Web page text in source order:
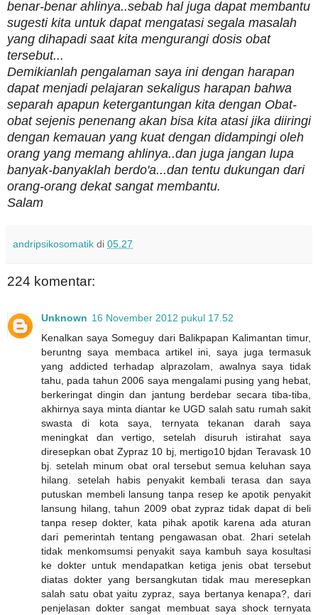
benar-benar ahlinya..sebab hal juga dapat membantu
sugesti kita untuk dapat mengatasi segala masalah
yang dihapadi saat kita mengurangi dosis obat
tersebut...
Demikianlah pengalaman saya ini dengan harapan
dapat menjadi pelajaran sekaligus harapan bahwa
separah apapun ketergantungan kita dengan Obat-
obat sejenis penenang akan bisa kita atasi jika diiringi
dengan kemauan yang kuat dengan didampingi oleh
orang yang memang ahlinya..dan juga jangan lupa
banyak-banyaklah berdo'a...dan tentu dukungan dari
orang-orang dekat sangat membantu.
Salam
andripsikosomatik di 05.27
224 komentar:
Unknown 16 November 2012 pukul 17.52
Kenalkan saya Someguy dari Balikpapan Kalimantan timur,
beruntng saya membaca artikel ini, saya juga termasuk
yang addicted terhadap alprazolam, awalnya saya tidak
tahu, pada tahun 2006 saya mengalami pusing yang hebat,
berkeringat dingin dan jantung berdebar secara tiba-tiba,
akhirnya saya minta diantar ke UGD salah satu rumah sakit
swasta di kota saya, ternyata tekanan darah saya
meningkat dan vertigo, setelah disuruh istirahat saya
diresepkan obat Zypraz 10 bj, mertigo10 bjdan Teravask 10
bj. setelah minum obat oral tersebut semua keluhan saya
hilang. setelah habis penyakit kembali terasa dan saya
putuskan membeli lansung tanpa resep ke apotik penyakit
lansung hilang, tahun 2009 obat zypraz tidak dapat di beli
tanpa resep dokter, kata pihak apotik karena ada aturan
dari pemerintah tentang pengawasan obat. 2hari setelah
tidak menkomsumsi penyakit saya kambuh saya kosultasi
ke dokter untuk mendapatkan ketiga jenis obat tersebut
diatas dokter yang bersangkutan tidak mau meresepkan
salah satu obat yaitu zypraz, saya bertanya kenapa?, dari
penjelasan dokter sangat membuat saya shock ternyata